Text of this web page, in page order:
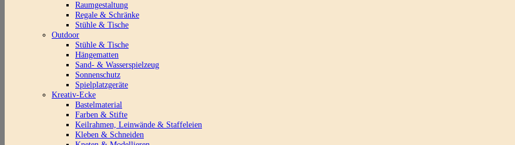
Raumgestaltung
Regale & Schränke
Stühle & Tische
Outdoor
Stühle & Tische
Hängematten
Sand- & Wasserspielzeug
Sonnenschutz
Spielplatzgeräte
Kreativ-Ecke
Bastelmaterial
Farben & Stifte
Keilrahmen, Leinwände & Staffeleien
Kleben & Schneiden